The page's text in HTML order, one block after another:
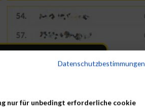
Datenschutzbestimmungen
nur für unbedingt erforderliche cookie